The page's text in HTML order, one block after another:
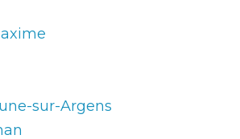
sur-Argens